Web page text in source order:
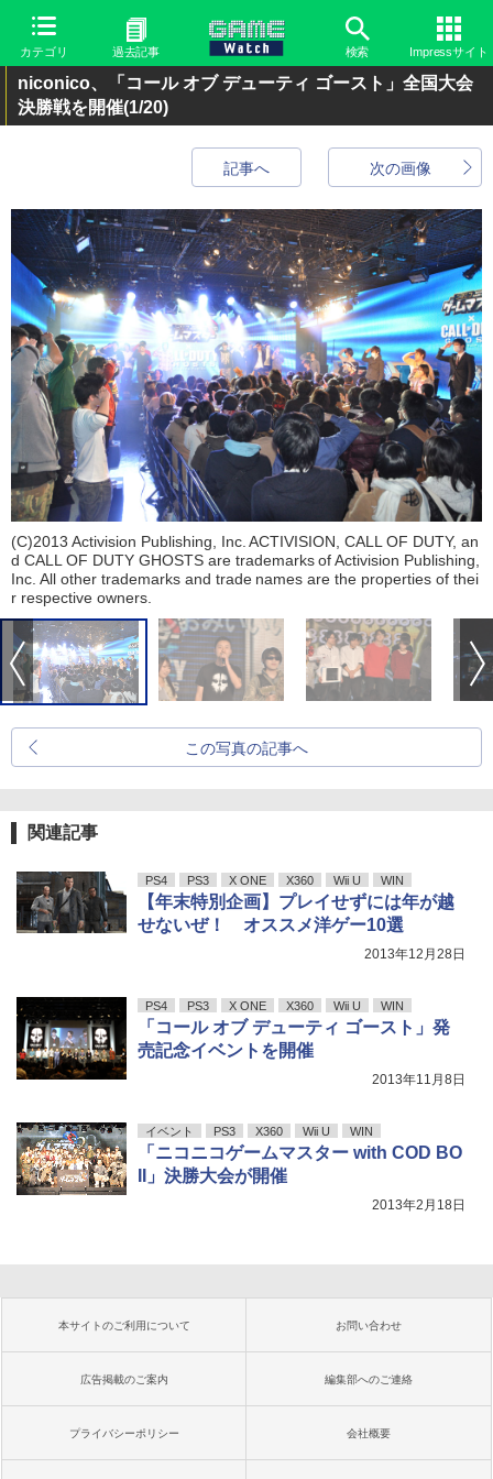
カテゴリ 過去記事 検索 Impressサイト
niconico、「コール オブ デューティ ゴースト」全国大会
決勝戦を開催(1/20)
次の画像
記事へ
(C)2013 Activision Publishing, Inc. ACTIVISION, CALL OF DUTY, an
d CALL OF DUTY GHOSTS are trademarks of Activision Publishing,
Inc. All other trademarks and trade names are the properties of thei
r respective owners.
この写真の記事へ
関連記事
PS4 PS3 X ONE X360 Wii U WIN
【年末特別企画】プレイせずには年が越
せないぜ！ オススメ洋ゲー10選
2013年12月28日
PS4 PS3 X ONE X360 Wii U WIN
「コール オブ デューティ ゴースト」発
売記念イベントを開催
2013年11月8日
イベント PS3 X360 Wii U WIN
「ニコニコゲームマスター with COD BO
II」決勝大会が開催
2013年2月18日
本サイトのご利用について お問い合わせ
広告掲載のご案内 編集部へのご連絡
プライバシーポリシー 会社概要